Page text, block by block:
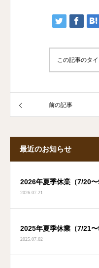
この記事のタ
前の記事
最近のお知らせ
2026年夏季休業（7/20
2026.07.21
2025年夏季休業（7/21
2025.07.02